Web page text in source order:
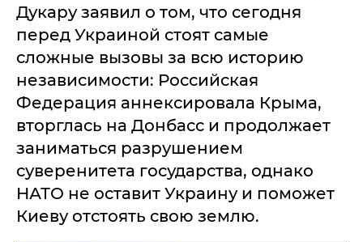
Дукару заявил о том, что сегодня
перед Украиной стоят самые
сложные вызовы за всю историю
независимости: Российская
Федерация аннексировала Крыма,
вторглась на Донбасс и продолжает
заниматься разрушением
суверенитета государства, однако
НАТО не оставит Украину и поможет
Киеву отстоять свою землю.